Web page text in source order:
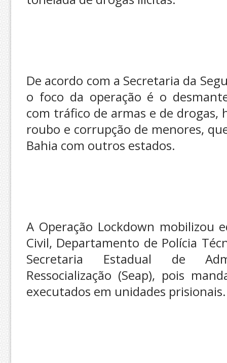
De acordo com a Secretaria da
o foco da operação é o
com tráfico de armas e de drogas,
roubo e corrupção de menores,
Bahia com outros estados.
A Operação Lockdown mobilizou
Civil, Departamento de Polícia
Secretaria Estadual de
Ressocialização (Seap), pois
executados em unidades prisionais.